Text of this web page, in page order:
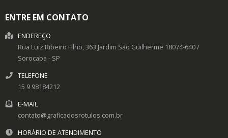
ENTRE EM CONTATO
ENDEREÇO
Rua Luiz Ribeiro Filho, 363 Jardim São Guilherme 18074-640/
Sorocaba - SP
TELEFONE
15 9 98184212
E-MAIL
contato@graficadosrotulos.com.br
HORÁRIO DE ATENDIMENTO